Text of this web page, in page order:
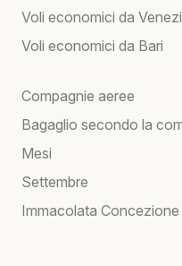
Voli economici da
Voli economici da Bari
Compagnie aeree
Bagaglio secondo la
Mesi
Settembre
Immacolata Concezione